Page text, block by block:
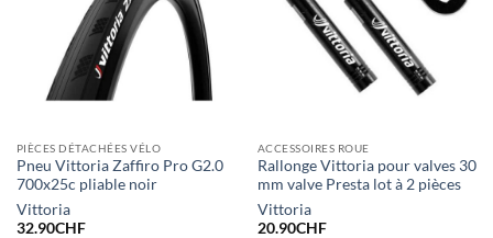
PIÈCES DÉTACHÉES VÉLO
Pneu Vittoria Zaffiro Pro G2.0
700x25c pliable noir
Vittoria
32.90CHF
ACCESSOIRES ROUE
Rallonge Vittoria pour valves 30
mm valve Presta lot à 2 pièces
Vittoria
20.90CHF